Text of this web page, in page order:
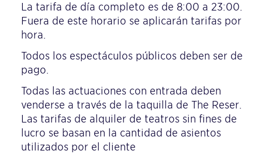
La tarifa de día completo es de 8:00 a 23:00.
Fuera de este horario se aplicarán tarifas por
hora.
Todos los espectáculos públicos deben ser de
pago.
Todas las actuaciones con entrada deben
venderse a través de la taquilla de The Reser.
Las tarifas de alquiler de teatros sin fines de
lucro se basan en la cantidad de asientos
utilizados por el cliente